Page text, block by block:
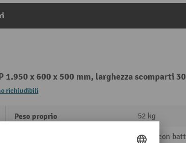
1.950 x 600 x 500 mm, larghezza scomparti
richiudibili
Peso proprio 52 kg
Porta con